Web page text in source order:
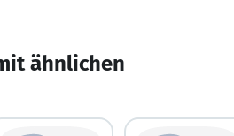
ähnlichen